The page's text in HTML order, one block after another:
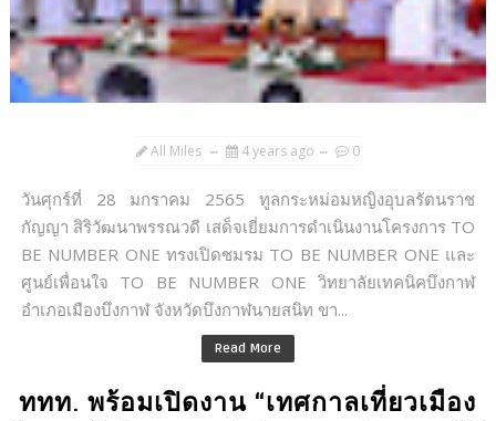
All Miles 4 years ago 0
วันศุกร์ที่ 28 มกราคม 2565 ทูลกระหม่อมหญิงอุบลรัตนราช
กัญญา สิริวัฒนาพรรณวดี เสด็จเยี่ยมการดำเนินงานโครงการ TO
BE NUMBER ONE ทรงเปิดชมรม TO BE NUMBER ONE และ
ศูนย์เพื่อนใจ TO BE NUMBER ONE วิทยาลัยเทคนิคบึงกาฬ
อำเภอเมืองบึงกาฬ จังหวัดบึงกาฬนายสนิท ขา...
Read More
ททท. พร้อมเปิดงาน “เทศกาลเที่ยวเมือง